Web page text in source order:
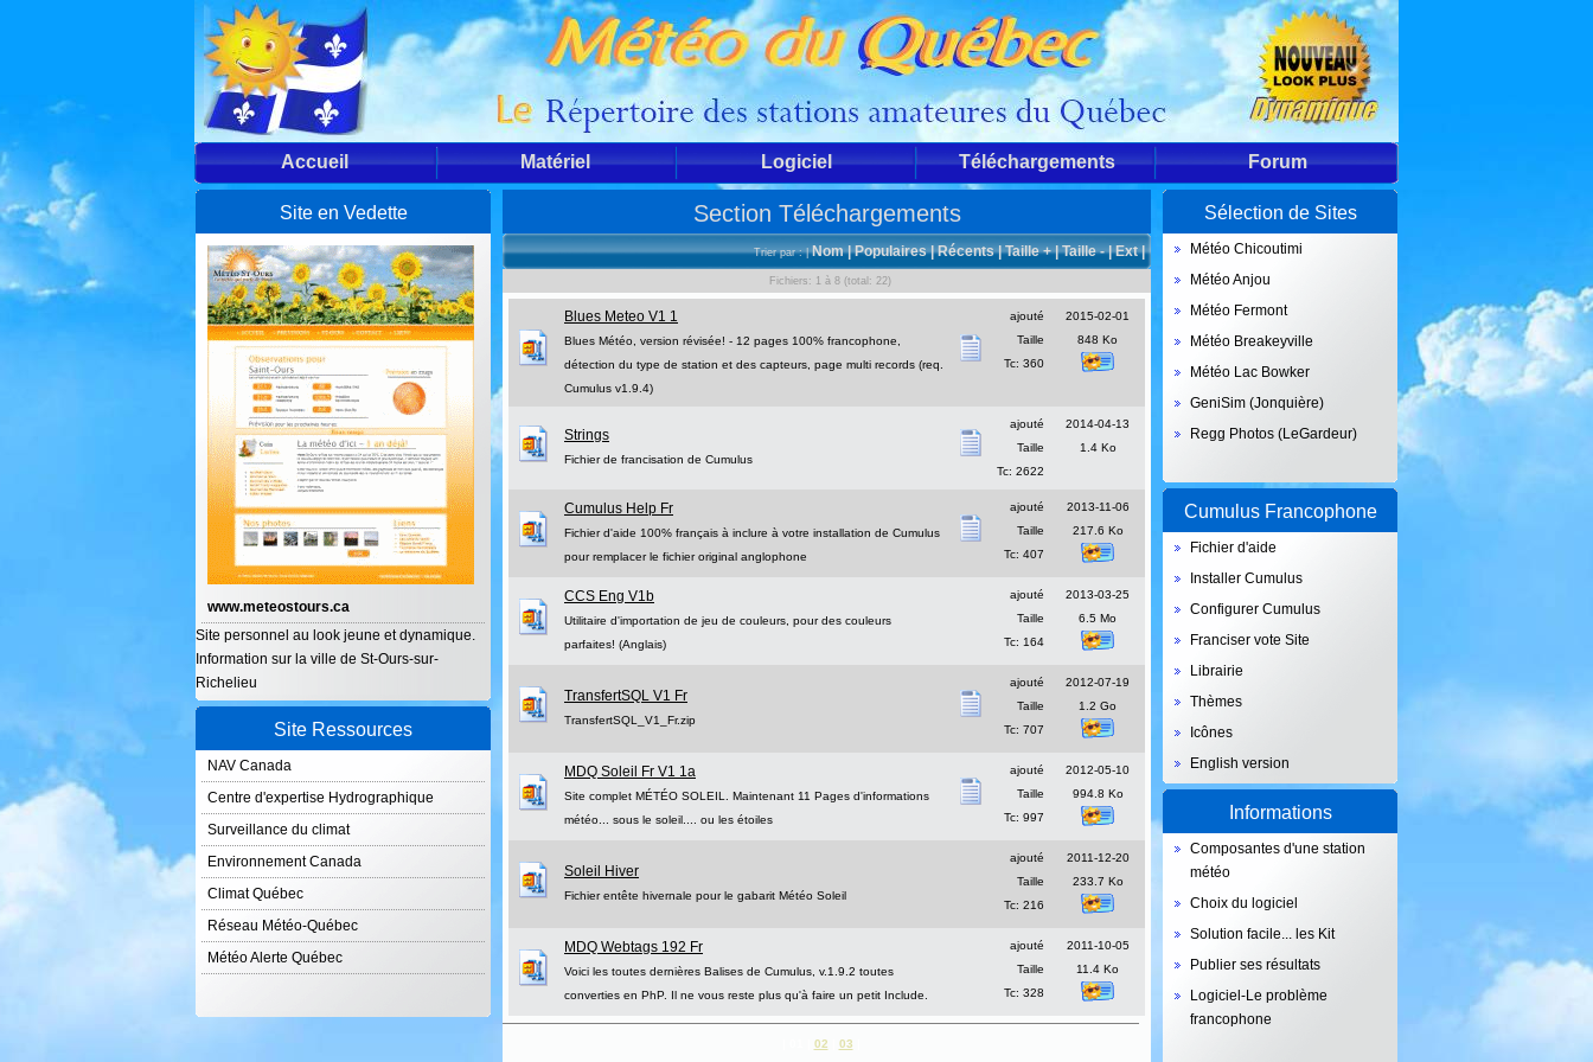
Accueil Matériel Logiciel Téléchargements Forum
Sélection de Sites
Météo Chicoutimi
Météo Anjou
Météo Fermont
Météo Breakeyville
Météo Lac Bowker
GeniSim (Jonquière)
Regg Photos (LeGardeur)
Cumulus Francophone
Fichier d'aide
Installer Cumulus
Configurer Cumulus
Franciser vote Site
Librairie
Thèmes
Icônes
English version
Informations
Composantes d'une station
météo
Choix du logiciel
Solution facile... les Kit
Publier ses résultats
Logiciel-Le problème
francophone
Site en Vedette
www.meteostours.ca
Site personnel au look jeune et dynamique.
Information sur la ville de St-Ours-sur-
Richelieu
Site Ressources
NAV Canada
Centre d'expertise Hydrographique
Surveillance du climat
Environnement Canada
Climat Québec
Réseau Météo-Québec
Météo Alerte Québec
Section Téléchargements
Trier par : |Nom |Populaires |Récents |Taille + |Taille - |Ext |
Fichiers: 1 à 8 (total: 22)
Blues Meteo V1 1
Blues Météo, version révisée! - 12 pages 100% francophone,
détection du type de station et des capteurs, page multi records (req.
Cumulus v1.9.4)
ajouté
Taille
Tc: 360
2015-02-01
848 Ko
Strings
Fichier de francisation de Cumulus
ajouté
Taille
Tc: 2622
2014-04-13
1.4 Ko
Cumulus Help Fr
Fichier d'aide 100% français à inclure à votre installation de Cumulus
pour remplacer le fichier original anglophone
ajouté
Taille
Tc: 407
2013-11-06
217.6 Ko
CCS Eng V1b
Utilitaire d'importation de jeu de couleurs, pour des couleurs
parfaites! (Anglais)
ajouté
Taille
Tc: 164
2013-03-25
6.5 Mo
TransfertSQL V1 Fr
TransfertSQL_V1_Fr.zip
ajouté
Taille
Tc: 707
2012-07-19
1.2 Go
MDQ Soleil Fr V1 1a
Site complet MÉTÉO SOLEIL. Maintenant 11 Pages d'informations
météo... sous le soleil.... ou les étoiles
ajouté
Taille
Tc: 997
2012-05-10
994.8 Ko
Soleil Hiver
Fichier entête hivernale pour le gabarit Météo Soleil
ajouté
Taille
Tc: 216
2011-12-20
233.7 Ko
MDQ Webtags 192 Fr
Voici les toutes dernières Balises de Cumulus, v.1.9.2 toutes
converties en PhP. Il ne vous reste plus qu'à faire un petit Include.
ajouté
Taille
Tc: 328
2011-10-05
11.4 Ko
02 03